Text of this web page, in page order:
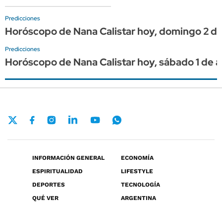
Predicciones
Horóscopo de Nana Calistar hoy, domingo 2
Predicciones
Horóscopo de Nana Calistar hoy, sábado 1 de
INFORMACIÓN GENERAL
ECONOMÍA
ESPIRITUALIDAD
LIFESTYLE
DEPORTES
TECNOLOGÍA
QUÉ VER
ARGENTINA